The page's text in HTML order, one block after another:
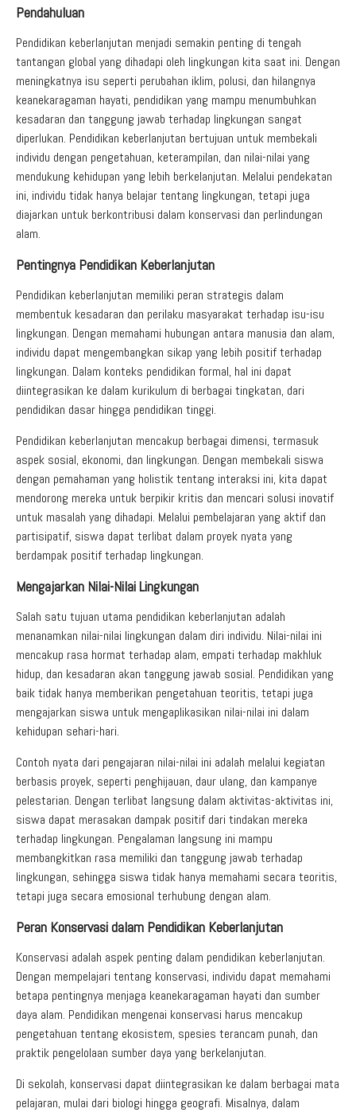
Download
Regulasi PPID
Profil PPID
Struktur Organisasi
Pendahuluan
Pendidikan keberlanjutan menjadi semakin penting di tengah
tantangan global yang dihadapi oleh lingkungan kita saat ini. Dengan
meningkatnya isu seperti perubahan iklim, polusi, dan hilangnya
keanekaragaman hayati, pendidikan yang mampu menumbuhkan
kesadaran dan tanggung jawab terhadap lingkungan sangat
diperlukan. Pendidikan keberlanjutan bertujuan untuk membekali
individu dengan pengetahuan, keterampilan, dan nilai-nilai yang
mendukung kehidupan yang lebih berkelanjutan. Melalui pendekatan
ini, individu tidak hanya belajar tentang lingkungan, tetapi juga
diajarkan untuk berkontribusi dalam konservasi dan perlindungan
alam.
Pentingnya Pendidikan Keberlanjutan
Pendidikan keberlanjutan memiliki peran strategis dalam
membentuk kesadaran dan perilaku masyarakat terhadap isu-isu
lingkungan. Dengan memahami hubungan antara manusia dan alam,
individu dapat mengembangkan sikap yang lebih positif terhadap
lingkungan. Dalam konteks pendidikan formal, hal ini dapat
diintegrasikan ke dalam kurikulum di berbagai tingkatan, dari
pendidikan dasar hingga pendidikan tinggi.
Pendidikan keberlanjutan mencakup berbagai dimensi, termasuk
aspek sosial, ekonomi, dan lingkungan. Dengan membekali siswa
dengan pemahaman yang holistik tentang interaksi ini, kita dapat
mendorong mereka untuk berpikir kritis dan mencari solusi inovatif
untuk masalah yang dihadapi. Melalui pembelajaran yang aktif dan
partisipatif, siswa dapat terlibat dalam proyek nyata yang
berdampak positif terhadap lingkungan.
Mengajarkan Nilai-Nilai Lingkungan
Salah satu tujuan utama pendidikan keberlanjutan adalah
menanamkan nilai-nilai lingkungan dalam diri individu. Nilai-nilai ini
mencakup rasa hormat terhadap alam, empati terhadap makhluk
hidup, dan kesadaran akan tanggung jawab sosial. Pendidikan yang
baik tidak hanya memberikan pengetahuan teoritis, tetapi juga
mengajarkan siswa untuk mengaplikasikan nilai-nilai ini dalam
kehidupan sehari-hari.
Contoh nyata dari pengajaran nilai-nilai ini adalah melalui kegiatan
berbasis proyek, seperti penghijauan, daur ulang, dan kampanye
pelestarian. Dengan terlibat langsung dalam aktivitas-aktivitas ini,
siswa dapat merasakan dampak positif dari tindakan mereka
terhadap lingkungan. Pengalaman langsung ini mampu
membangkitkan rasa memiliki dan tanggung jawab terhadap
lingkungan, sehingga siswa tidak hanya memahami secara teoritis,
tetapi juga secara emosional terhubung dengan alam.
Peran Konservasi dalam Pendidikan Keberlanjutan
Konservasi adalah aspek penting dalam pendidikan keberlanjutan.
Dengan mempelajari tentang konservasi, individu dapat memahami
betapa pentingnya menjaga keanekaragaman hayati dan sumber
daya alam. Pendidikan mengenai konservasi harus mencakup
pengetahuan tentang ekosistem, spesies terancam punah, dan
praktik pengelolaan sumber daya yang berkelanjutan.
Di sekolah, konservasi dapat diintegrasikan ke dalam berbagai mata
pelajaran, mulai dari biologi hingga geografi. Misalnya, dalam